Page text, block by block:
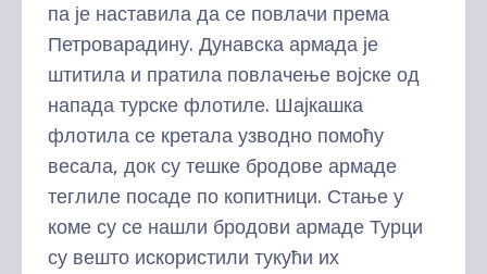
па је наставила да се повлачи према
Петроварадину. Дунавска армада је
штитила и пратила повлачење војске од
напада турске флотиле. Шајкашка
флотила се кретала узводно помоћу
весала, док су тешке бродове армаде
теглиле посаде по копитници. Стање у
коме су се нашли бродови армаде Турци
су вешто искористили тукући их